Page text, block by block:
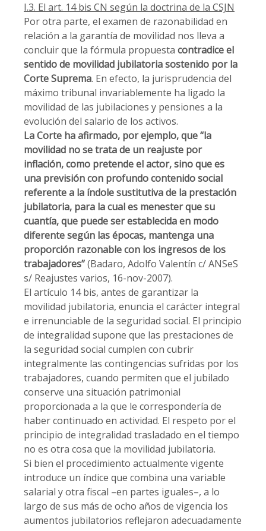
I.3. El art. 14 bis CN según la doctrina de la CSJN
Por otra parte, el examen de razonabilidad en
relación a la garantía de movilidad nos lleva a
concluir que la fórmula propuesta contradice el
sentido de movilidad jubilatoria sostenido por la
Corte Suprema. En efecto, la jurisprudencia del
máximo tribunal invariablemente ha ligado la
movilidad de las jubilaciones y pensiones a la
evolución del salario de los activos.
La Corte ha afirmado, por ejemplo, que “la
movilidad no se trata de un reajuste por
inflación, como pretende el actor, sino que es
una previsión con profundo contenido social
referente a la índole sustitutiva de la prestación
jubilatoria, para la cual es menester que su
cuantía, que puede ser establecida en modo
diferente según las épocas, mantenga una
proporción razonable con los ingresos de los
trabajadores”(Badaro, Adolfo Valentín c/ ANSeS
s/ Reajustes varios, 16-nov-2007).
El artículo 14 bis, antes de garantizar la
movilidad jubilatoria, enuncia el carácter integral
e irrenunciable de la seguridad social. El principio
de integralidad supone que las prestaciones de
la seguridad social cumplen con cubrir
integralmente las contingencias sufridas por los
trabajadores, cuando permiten que el jubilado
conserve una situación patrimonial
proporcionada a la que le correspondería de
haber continuado en actividad. El respeto por el
principio de integralidad trasladado en el tiempo
no es otra cosa que la movilidad jubilatoria.
Si bien el procedimiento actualmente vigente
introduce un índice que combina una variable
salarial y otra fiscal –en partes iguales–, a lo
largo de sus más de ocho años de vigencia los
aumentos jubilatorios reflejaron adecuadamente